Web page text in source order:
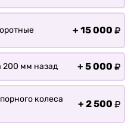
+ 15 000
200 мм назад + 5 000
колеса
+ 2 500